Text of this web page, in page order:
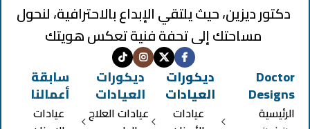
دكتور ديزين، حيث يلتقي الإبداع بالاحترافية، لنحول
مساحتك إلى تحفة فنية تعكس هويتك
Doctor
Designs
الرئيسية
ديكورات
العيادات
عيادات
ديكورات
العيادات
عيادات العلاج
سابقة
أعمالنا
عيادات